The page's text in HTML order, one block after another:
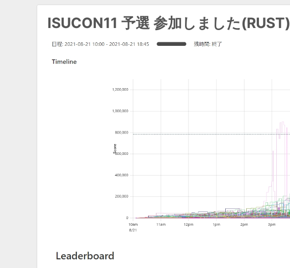
ISUCON11 予選 参加しました(RUST)